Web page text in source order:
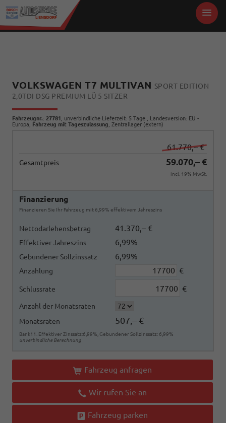
VOLKSWAGEN T7 MULTIVAN SPORT EDITION
2,0TDI DSG PREMIUM LÜ 5 SITZER
Fahrzeugnr.: 27781 , unverbindliche Lieferzeit: 5 Tage , Landesversion: EU -
Europa, Fahrzeug mit Tageszulassung , Zentrallager (extern)
61.770,– €
Gesamtpreis 59.070,– €
incl. 19% MwSt.
Finanzierung
Finanzieren Sie Ihr Fahrzeug mit 6,99% effektivem Jahreszins
Nettodarlehensbetrag 41.370,– €
Effektiver Jahreszins 6,99%
Gebundener Sollzinssatz 6,99%
Anzahlung €
Schlussrate €
Anzahl der Monatsraten
Monatsraten
507,– €
Bank11. Effektiver Zinssatz:6,99%, Gebundener Sollzinssatz: 6,99%
unverbindliche Berechnung
Fahrzeug anfragen
Wir rufen Sie an
Fahrzeug parken